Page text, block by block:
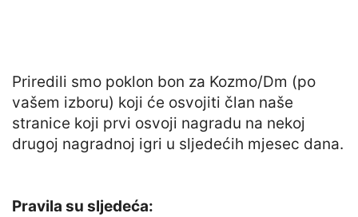
Priredili smo poklon bon za Kozmo/Dm (po
vašem izboru) koji će osvojiti član naše
stranice koji prvi osvoji nagradu na nekoj
drugoj nagradnoj igri u sljedećih mjesec dana.
Pravila su sljedeća: